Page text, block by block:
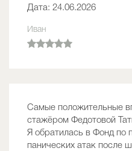
Дата: 24.06.2026
Иван
Самые положительные
стажёром Федотовой
Я обратилась в Фонд по
панических атак после